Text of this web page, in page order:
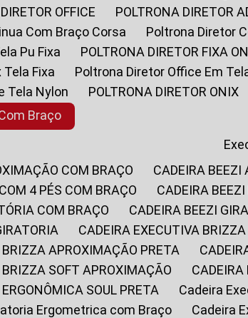
OFFICE
POLTRONA DIRETOR
Com Braço Corsa
Poltrona Diretor
Pu Fixa
POLTRONA DIRETOR FIXA
Tela Fixa
Poltrona Diretor Office Em
Tela Nylon
POLTRONA DIRETOR ONIX
Braço
COM BRAÇO
CADEIRA
4 PÉS COM BRAÇO
CADEIRA
COM BRAÇO
CADEIRA BEEZI
CADEIRA EXECUTIVA BRIZZA
BRIZZA APROXIMAÇÃO PRETA
BRIZZA SOFT APROXIMAÇÃO
ERGONÔMICA SOUL PRETA
Cadeira
Ergometrica com Braço
Cadeira